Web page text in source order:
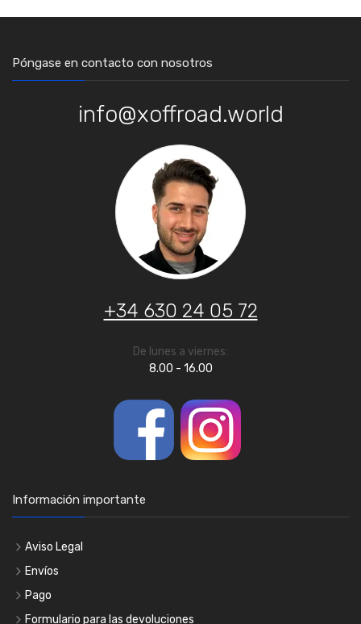
Póngase en contacto con nosotros
info@xoffroad.world
+34 630 24 05 72
De lunes a viernes:
8.00 - 16.00
Información importante
Aviso Legal
Envíos
Pago
Formulario para las devoluciones